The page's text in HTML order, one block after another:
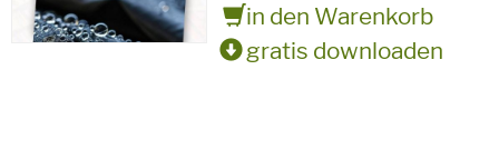
in den Warenkorb
gratis downloaden